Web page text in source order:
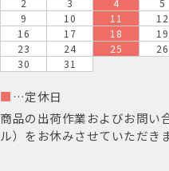
9
10 11 12
16
17 18 19
23
24 25 26
30
31
■ …定休日
商品の出荷作業およびお問い
ル）をお休みさせていただき